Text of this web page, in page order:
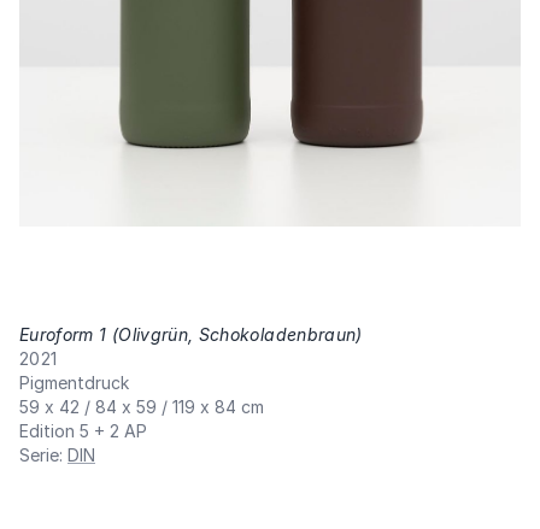
Euroform 1 (Olivgrün, Schokoladenbraun)
2021
Pigmentdruck
59 x 42 / 84 x 59 / 119 x 84 cm
Edition 5 + 2 AP
Serie: DIN